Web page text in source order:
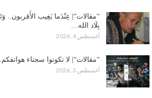
3, 2026
لا تكونوا سجناء هواتفكم..!
“مقالات“| عِنْدَما يَغِيب الأَقربون..
بِلَاد الله…
أغسطس 4, 2026
“مقالات“| لا تكونوا سجناء
أغسطس 3, 2026